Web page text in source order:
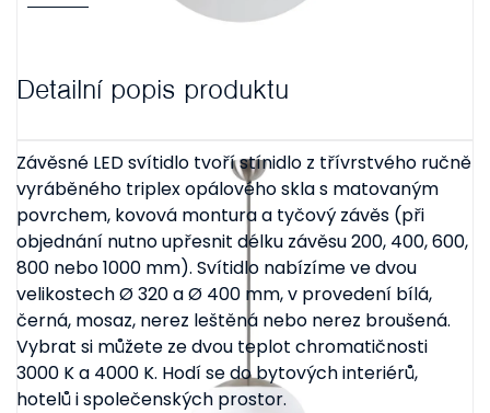
Detailní popis produktu
Závěsné LED svítidlo tvoří stínidlo z třívrstvého ručně
vyráběného triplex opálového skla s matovaným
povrchem, kovová montura a tyčový závěs (při
objednání nutno upřesnit délku závěsu 200, 400, 600,
800 nebo 1000 mm). Svítidlo nabízíme ve dvou
velikostech Ø 320 a Ø 400 mm, v provedení bílá,
černá, mosaz, nerez leštěná nebo nerez broušená.
Vybrat si můžete ze dvou teplot chromatičnosti
3000 K a 4000 K. Hodí se do bytových interiérů,
hotelů i společenských prostor.